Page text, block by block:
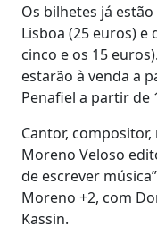
Os bilhetes já
Lisboa (25 euros) e
cinco e os 15
estarão à venda a
Penafiel a partir de
Cantor,
Moreno Veloso
de escrever
Moreno +2, com
Kassin.